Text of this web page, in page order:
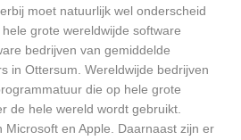
moet natuurlijk wel onderscheid
grote wereldwijde software
bedrijven van gemiddelde
in Ottersum. Wereldwijde bedrijven
die op hele grote
de hele wereld wordt gebruikt.
Microsoft en Apple. Daarnaast zijn er